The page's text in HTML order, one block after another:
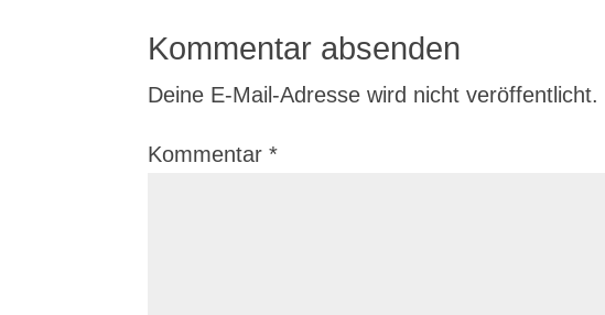
Kommentar absenden
Deine E-Mail-Adresse wird nicht veröffentlicht.
Kommentar*